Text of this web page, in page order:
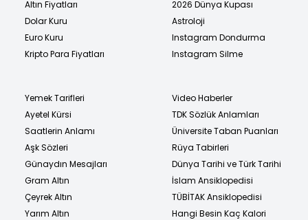
Altın Fiyatları
Dolar Kuru
Euro Kuru
Kripto Para Fiyatları
2026 Dünya Kupası
Astroloji
Instagram Dondurma
Instagram Silme
Yemek Tarifleri
Ayetel Kürsi
Saatlerin Anlamı
Aşk Sözleri
Günaydın Mesajları
Gram Altın
Çeyrek Altın
Yarım Altın
Video Haberler
TDK Sözlük Anlamları
Üniversite Taban Puanları
Rüya Tabirleri
Dünya Tarihi ve Türk Tarihi
İslam Ansiklopedisi
TÜBİTAK Ansiklopedisi
Hangi Besin Kaç Kalori